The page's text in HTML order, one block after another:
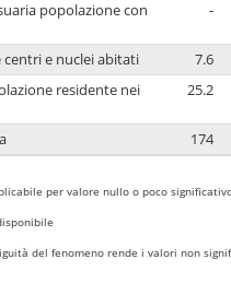
popolazione con
-
centri e nuclei abitati 7.6
residente nei
25.2
174
per valore nullo o poco
del fenomeno rende i valori non